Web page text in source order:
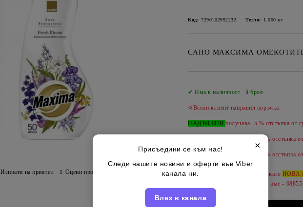
Код: 7290102992232 Тегло: 1.000 кг
САНО МАКСИМА
✔ Има в наличност5 броя
✫Всеки клиент направил поръчка:
НАД 60 EURполучава -5 % отстъпка от
получава -10 % отстъпка
15 %отстъпка
Може да допълвате продукти като НОВА
за да ги обединим под вашето име -
Изпрати на приятел Оцени продукта
×
Присъедини се към нас!
Следи нашите новини и оферти във Viber
канала ни.
Влез в канала